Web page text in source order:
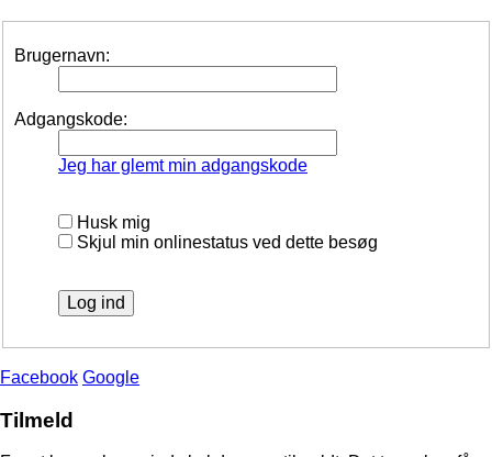
Brugernavn:
Adgangskode:
Jeg har glemt min adgangskode
Husk mig
Skjul min onlinestatus ved dette besøg
Facebook Google
Tilmeld